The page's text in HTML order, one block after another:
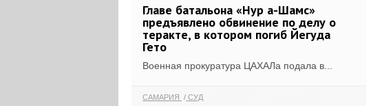
Главе батальона «Нур а-Шамс»
предъявлено обвинение по делу о
теракте, в котором погиб Йегуда
Гето
Военная прокуратура ЦАХАЛа подала в...
САМАРИЯ СУД